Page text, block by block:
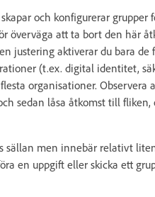
och konfigurerar grupper
överväga att ta bort den här
justering aktiverar du bara
(t.ex. digital identitet,
organisationer. Observera
sedan låsa åtkomst till fliken,
sällan men innebär relativt
en uppgift eller skicka ett